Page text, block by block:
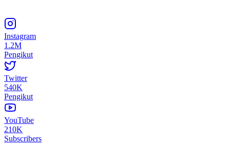
Instagram
1.2M
Pengikut
Twitter
540K
Pengikut
YouTube
210K
Subscribers